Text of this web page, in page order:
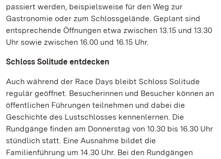
passiert werden, beispielsweise für den Weg zur
Gastronomie oder zum Schlossgelände. Geplant sind
entsprechende Öffnungen etwa zwischen 13.15 und 13.30
Uhr sowie zwischen 16.00 und 16.15 Uhr.
Schloss Solitude entdecken
Auch während der Race Days bleibt Schloss Solitude
regulär geöffnet. Besucherinnen und Besucher können an
öffentlichen Führungen teilnehmen und dabei die
Geschichte des Lustschlosses kennenlernen. Die
Rundgänge finden am Donnerstag von 10.30 bis 16.30 Uhr
stündlich statt. Eine Ausnahme bildet die
Familienführung um 14.30 Uhr. Bei den Rundgängen